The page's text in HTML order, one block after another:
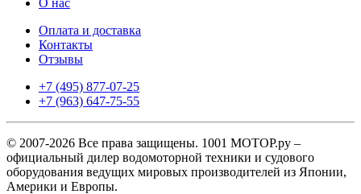
Оплата и доставка
Контакты
Отзывы
+7 (495) 877-07-25
+7 (963) 647-75-55
© 2007-2026 Все права защищены. 1001 МОТОР.ру –
официальный дилер водомоторной техники и судового
оборудования ведущих мировых производителей из Японии,
Америки и Европы.